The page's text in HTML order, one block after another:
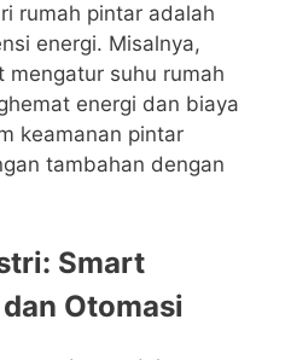
rumah pintar adalah
energi. Misalnya,
suhu rumah
energi dan biaya
keamanan pintar
tambahan dengan
Smart
Otomasi